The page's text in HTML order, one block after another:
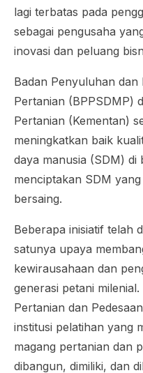
lagi terbatas pada
sebagai pengusaha
inovasi dan peluang
Badan Penyuluhan dan
Pertanian (BPPSDMP)
Pertanian (Kementan)
meningkatkan baik
daya manusia (SDM) di
menciptakan SDM
bersaing.
Beberapa inisiatif telah
satunya upaya
kewirausahaan dan
generasi petani
Pertanian dan
institusi pelatihan yang
magang pertanian dan
dibangun, dimiliki, dan